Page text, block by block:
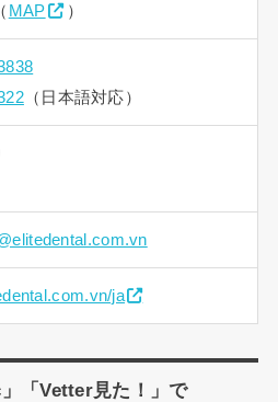
MAP ）
（日本語対応）
ja
「Vetter見た！」で